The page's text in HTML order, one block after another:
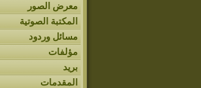
معرض الصور
المكتبة الصوتية
مسائل وردود
مؤلفات
بريد
المقدمات